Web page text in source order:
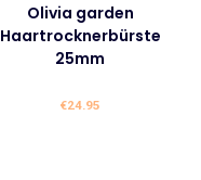
Olivia garden
Haartrocknerbürste
25mm
€24.95